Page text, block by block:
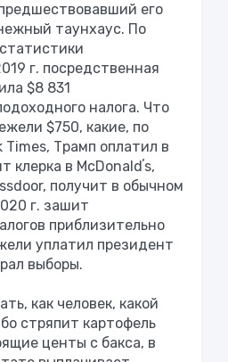
его
таунхаус. По
г. посредственная
$8 831
налога. Что
$750, какие, по
Times, Трамп оплатил в
клерка в McDonaldʼs,
получит в обычном
г. зашит
приблизительно
уплатил президент
выборы.
как человек, какой
стряпит картофель
центы с бакса, в